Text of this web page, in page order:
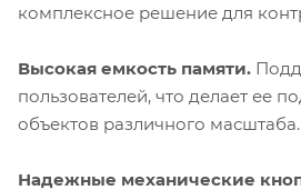
комплексное решение для
Высокая емкость памяти.
пользователей, что делает ее
объектов различного масштаба.
Надежные механические